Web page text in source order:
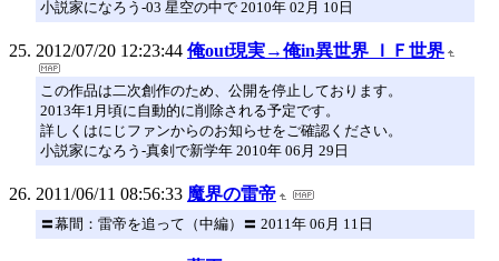
小説家になろう-03 星空の中で 2010年 02月 10日
2012/07/20 12:23:44 俺out現実→俺in異世界 ＩＦ世界
この作品は二次創作のため、公開を停止しております。
2013年1月頃に自動的に削除される予定です。
詳しくはにじファンからのお知らせをご確認ください。
小説家になろう-真剣で新学年 2010年 06月 29日
2011/06/11 08:56:33 魔界の雷帝
〓幕間：雷帝を追って（中編）〓 2011年 06月 11日